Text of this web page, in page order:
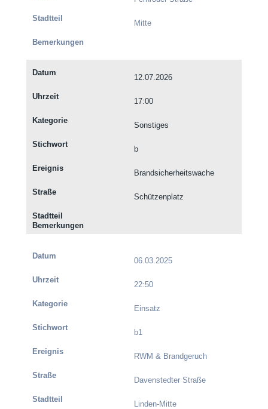
Mitte
12.07.2026
17:00
Sonstiges
b
Brandsicherheitswache
Schützenplatz
06.03.2025
22:50
Einsatz
b1
RWM & Brandgeruch
Davenstedter Straße
Linden-Mitte